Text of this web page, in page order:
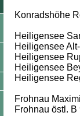
Konradshöhe
Heiligensee
Heiligensee
Heiligensee
Heiligensee
Heiligensee
Frohnau
Frohnau östl.